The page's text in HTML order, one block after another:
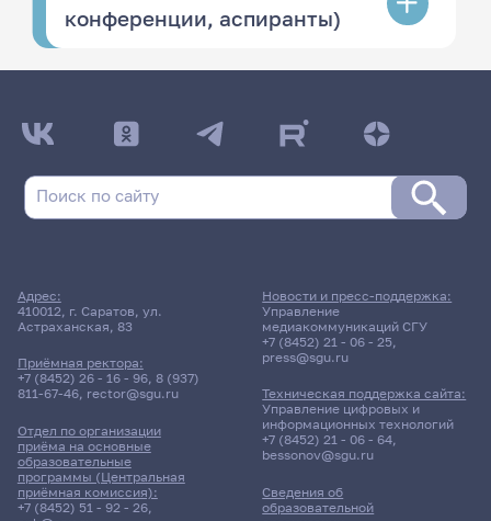
конференции, аспиранты)
Адрес:
410012, г. Саратов, ул.
Астраханская, 83
Приёмная ректора:
+7 (8452) 26 - 16 - 96, 8 (937)
811-67-46, rector@sgu.ru
Отдел по организации
приёма на основные
образовательные
программы (Центральная
приёмная комиссия):
+7 (8452) 51 - 92 - 26,
Сведения об
образовательной
Новости и пресс-поддержка:
Управление
медиакоммуникаций СГУ
+7 (8452) 21 - 06 - 25,
press@sgu.ru
Техническая поддержка сайта:
Управление цифровых и
информационных технологий
+7 (8452) 21 - 06 - 64,
bessonov@sgu.ru